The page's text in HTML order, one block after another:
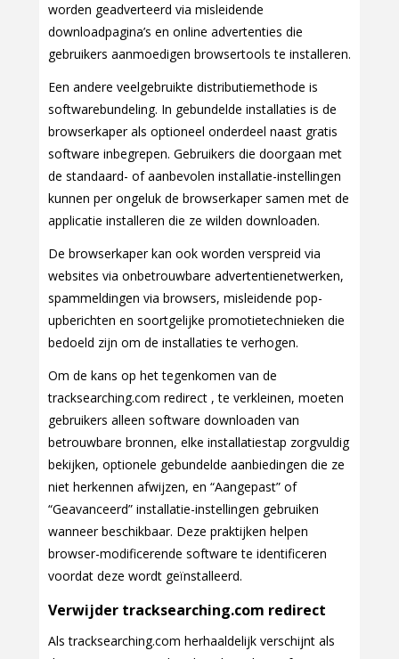
worden geadverteerd via misleidende
downloadpagina’s en online advertenties die
gebruikers aanmoedigen browsertools te installeren.
Een andere veelgebruikte distributiemethode is
softwarebundeling. In gebundelde installaties is de
browserkaper als optioneel onderdeel naast gratis
software inbegrepen. Gebruikers die doorgaan met
de standaard- of aanbevolen installatie-instellingen
kunnen per ongeluk de browserkaper samen met de
applicatie installeren die ze wilden downloaden.
De browserkaper kan ook worden verspreid via
websites via onbetrouwbare advertentienetwerken,
spammeldingen via browsers, misleidende pop-
upberichten en soortgelijke promotietechnieken die
bedoeld zijn om de installaties te verhogen.
Om de kans op het tegenkomen van de
tracksearching.com redirect , te verkleinen, moeten
gebruikers alleen software downloaden van
betrouwbare bronnen, elke installatiestap zorgvuldig
bekijken, optionele gebundelde aanbiedingen die ze
niet herkennen afwijzen, en “Aangepast” of
“Geavanceerd” installatie-instellingen gebruiken
wanneer beschikbaar. Deze praktijken helpen
browser-modificerende software te identificeren
voordat deze wordt geïnstalleerd.
Verwijder tracksearching.com redirect
Als tracksearching.com herhaaldelijk verschijnt als